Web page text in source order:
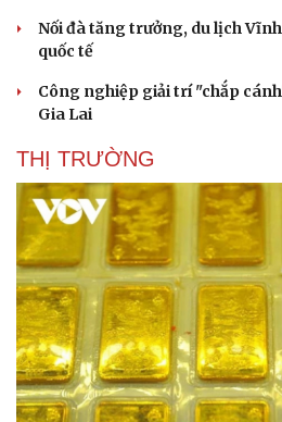
Nối đà tăng trưởng, du lịch
quốc tế
Công nghiệp giải trí "chắp
Gia Lai
THỊ TRƯỜNG